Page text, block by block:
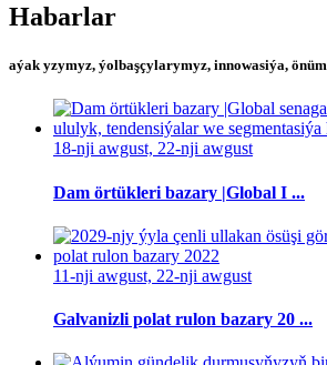
Habarlar
aýak yzymyz, ýolbaşçylarymyz, innowasiýa,
18-nji awgust, 22-nji awgust
Dam örtükleri bazary |Global I ...
11-nji awgust, 22-nji awgust
Galvanizli polat rulon bazary 20 ...